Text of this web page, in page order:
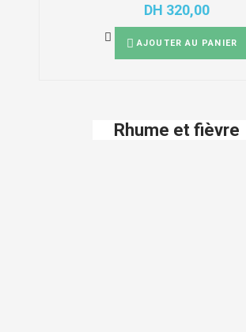
DH 320,00
AJOUTER AU PANIER
Rhume et fièvre